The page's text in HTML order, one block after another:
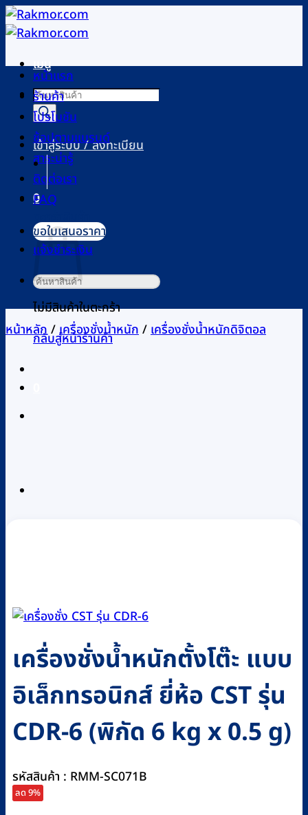
ข้าม
ไป
เนื้อหาเมนู
Products
search
เข้าสู่ระบบ / ลงทะเบียน
0
ไม่มีสินค้าในตะกร้า
กลับสู่หน้าร้านค้า
หน้าแรก
ร้านค้า
โปรโมชัน
ช้อปตามแบรนด์
สาระน่ารู้
ติดต่อเรา
FAQ
ขอใบเสนอราคา
แจ้งชำระเงิน
ค้นหา:
หน้าหลัก/เครื่องชั่งน้ำหนัก/เครื่องชั่งน้ำหนักดิจิตอล
เครื่องชั่งน้ำหนักตั้งโต๊ะ แบบ
อิเล็กทรอนิกส์ ยี่ห้อ CST รุ่น
CDR-6 (พิกัด 6 kg x 0.5 g)
รหัสสินค้า : RMM-SC071B
ลด 9%